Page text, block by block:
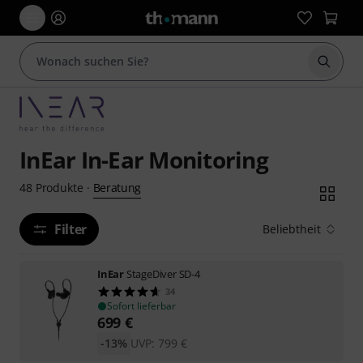
Suche
InEar In-Ear Monitoring
48 Produkte · Beratung
Filter Beliebtheit
InEar StageDiver SD-4
34
Sofort lieferbar
699 €
UVP: 799 €
-13%